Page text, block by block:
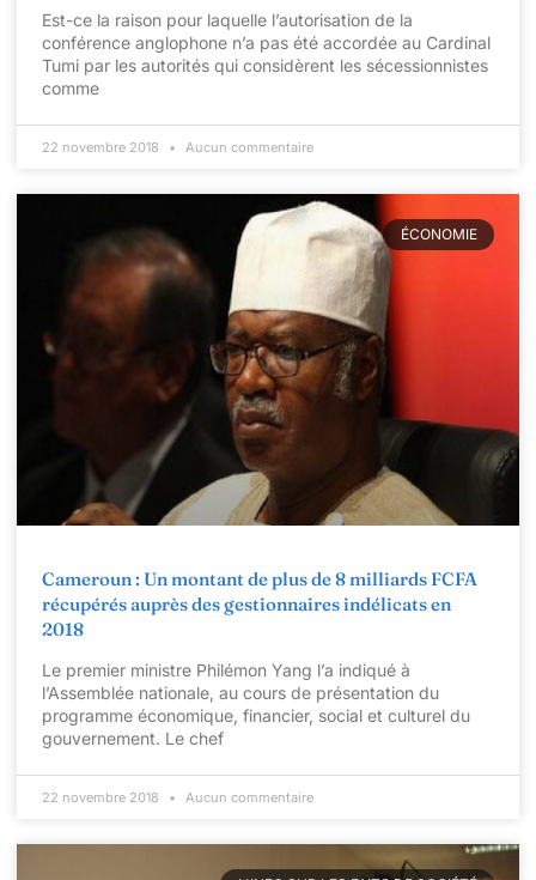
Est-ce la raison pour laquelle l’autorisation de la
conférence anglophone n’a pas été accordée au Cardinal
Tumi par les autorités qui considèrent les sécessionnistes
comme
22 novembre 2018 Aucun commentaire
ÉCONOMIE
Cameroun : Un montant de plus de 8 milliards FCFA
récupérés auprès des gestionnaires indélicats en
2018
Le premier ministre Philémon Yang l’a indiqué à
l’Assemblée nationale, au cours de présentation du
programme économique, financier, social et culturel du
gouvernement. Le chef
22 novembre 2018 Aucun commentaire